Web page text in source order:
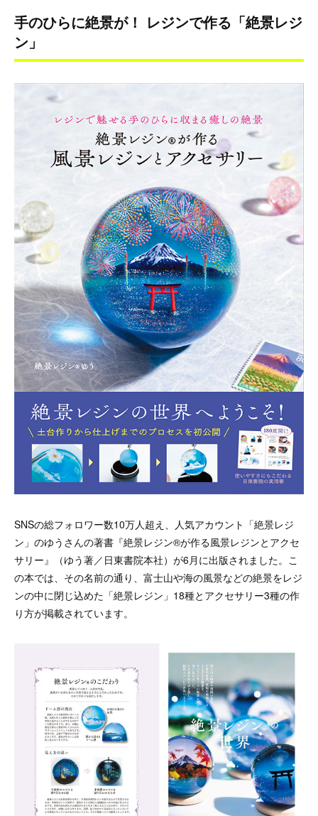
手のひらに絶景が！ レジンで作る「絶景レジ
ン」
SNSの総フォロワー数10万人超え、人気アカウント「絶景レジ
ン」のゆうさんの著書『絶景レジン®が作る風景レジンとアクセ
サリー』（ゆう著／日東書院本社）が6月に出版されました。こ
の本では、その名前の通り、富士山や海の風景などの絶景をレジ
ンの中に閉じ込めた「絶景レジン」18種とアクセサリー3種の作
り方が掲載されています。